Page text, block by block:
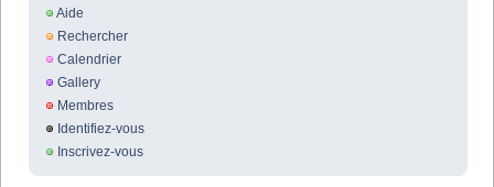
Aide
Rechercher
Calendrier
Gallery
Membres
Identifiez-vous
Inscrivez-vous